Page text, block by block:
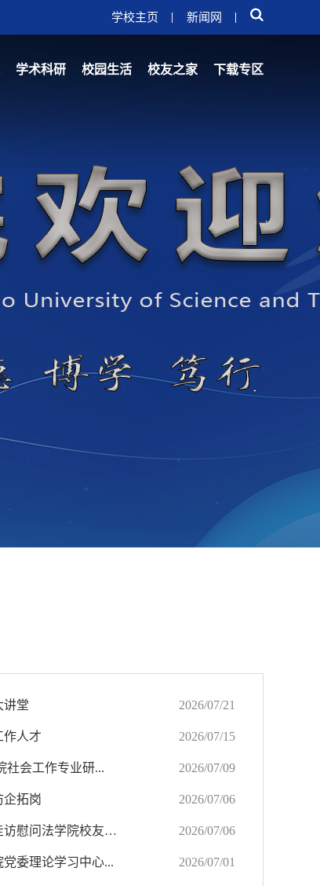
学校主页 新闻网
学术科研 校园生活 校友之家 下载专区
讲堂 2026/07/21
作人才 2026/07/15
社会工作专业研... 2026/07/09
企拓岗 2026/07/06
· 校党委常委、副校长王震带队赴泰安走访慰问法学院校友代表 2026/07/06
委理论学习中心... 2026/07/01